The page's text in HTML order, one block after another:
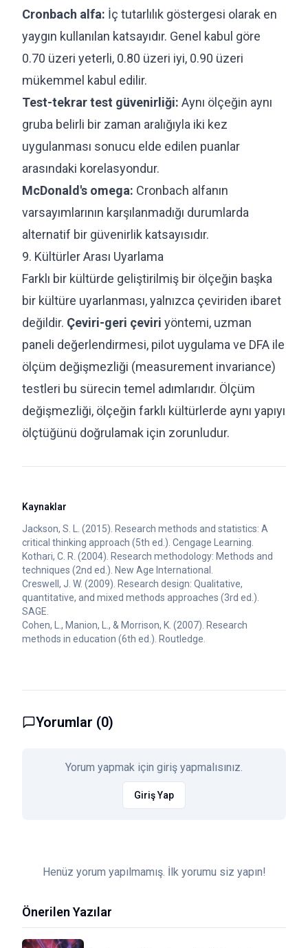
Cronbach alfa: İç tutarlılık göstergesi olarak en
yaygın kullanılan katsayıdır. Genel kabul göre
0.70 üzeri yeterli, 0.80 üzeri iyi, 0.90 üzeri
mükemmel kabul edilir.
Test-tekrar test güvenirliği: Aynı ölçeğin aynı
gruba belirli bir zaman aralığıyla iki kez
uygulanması sonucu elde edilen puanlar
arasındaki korelasyondur.
McDonald's omega: Cronbach alfanın
varsayımlarının karşılanmadığı durumlarda
alternatif bir güvenirlik katsayısıdır.
9. Kültürler Arası Uyarlama
Farklı bir kültürde geliştirilmiş bir ölçeğin başka
bir kültüre uyarlanması, yalnızca çeviriden ibaret
değildir. Çeviri-geri çeviri yöntemi, uzman
paneli değerlendirmesi, pilot uygulama ve DFA ile
ölçüm değişmezliği (measurement invariance)
testleri bu sürecin temel adımlarıdır. Ölçüm
değişmezliği, ölçeğin farklı kültürlerde aynı yapıyı
ölçtüğünü doğrulamak için zorunludur.
Kaynaklar
Jackson, S. L. (2015). Research methods and statistics: A
critical thinking approach (5th ed.). Cengage Learning.
Kothari, C. R. (2004). Research methodology: Methods and
techniques (2nd ed.). New Age International.
Creswell, J. W. (2009). Research design: Qualitative,
quantitative, and mixed methods approaches (3rd ed.).
SAGE.
Cohen, L., Manion, L., & Morrison, K. (2007). Research
methods in education (6th ed.). Routledge.
Yorumlar (0)
Yorum yapmak için giriş yapmalısınız.
Giriş Yap
Henüz yorum yapılmamış. İlk yorumu siz yapın!
Önerilen Yazılar